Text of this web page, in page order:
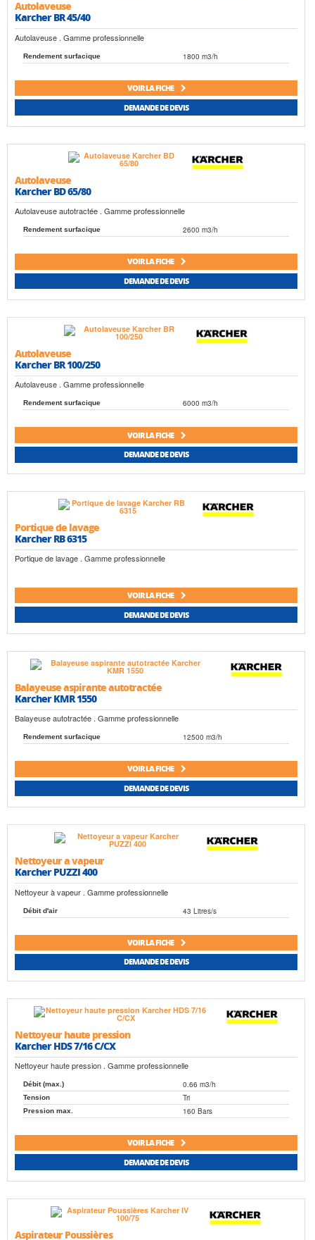
Autolaveuse
Karcher BR 45/40
Autolaveuse . Gamme professionnelle
Rendement surfacique 1800 m3/h
VOIR LA FICHE
DEMANDE DE DEVIS
Autolaveuse
Karcher BD 65/80
Autolaveuse autotractée . Gamme professionnelle
Rendement surfacique 2600 m3/h
VOIR LA FICHE
DEMANDE DE DEVIS
Autolaveuse
Karcher BR 100/250
Autolaveuse . Gamme professionnelle
Rendement surfacique 6000 m3/h
VOIR LA FICHE
DEMANDE DE DEVIS
Portique de lavage
Karcher RB 6315
Portique de lavage . Gamme professionnelle
VOIR LA FICHE
DEMANDE DE DEVIS
Balayeuse aspirante autotractée
Karcher KMR 1550
Balayeuse autotractée . Gamme professionnelle
Rendement surfacique 12500 m3/h
VOIR LA FICHE
DEMANDE DE DEVIS
Nettoyeur a vapeur
Karcher PUZZI 400
Nettoyeur à vapeur . Gamme professionnelle
Débit d'air 43 Litres/s
VOIR LA FICHE
DEMANDE DE DEVIS
Nettoyeur haute pression
Karcher HDS 7/16 C/CX
Nettoyeur haute pression . Gamme professionnelle
Débit (max.) 0.66 m3/h
Tension Tri
Pression max. 160 Bars
VOIR LA FICHE
DEMANDE DE DEVIS
Aspirateur Poussières